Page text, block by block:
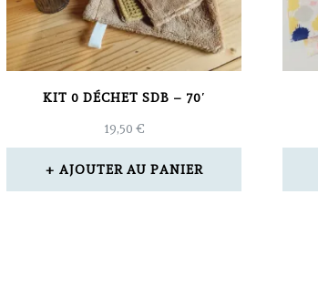
KIT 0 DÉCHET SDB – 70′
19,50 €
AJOUTER AU PANIER